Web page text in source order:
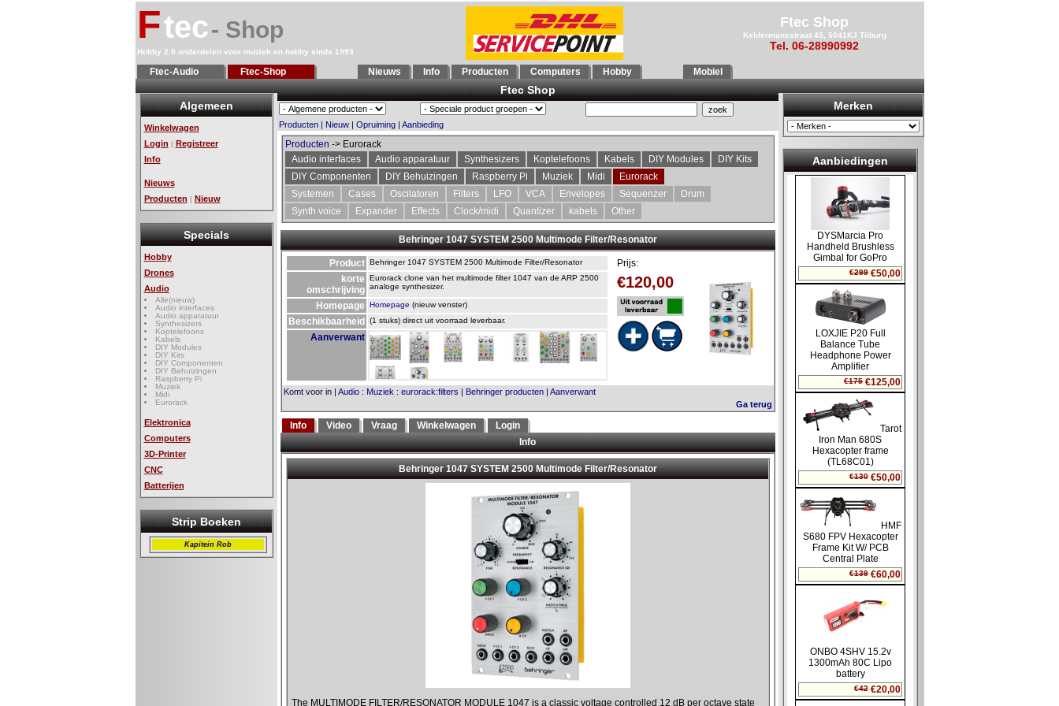
Ftec- Shop
Hobby 2.0 onderdelen voor muziek en hobby sinds 1993
Ftec Shop
Keldermansstraat 45, 5041KJ Tilburg
Tel. 06-28990992
Ftec-Audio Ftec-Shop Nieuws Info Producten Computers Hobby Mobiel
Algemeen
Winkelwagen
Login | Registreer
Info
Nieuws
Producten | Nieuw
Specials
Hobby
Drones
Audio
Alle(nieuw)
Audio interfaces
Audio apparatuur
Synthesizers
Koptelefoons
Kabels
DIY Modules
DIY Kits
DIY Componenten
DIY Behuizingen
Raspberry Pi
Muziek
Midi
Eurorack
Elektronica
Computers
3D-Printer
CNC
Batterijen
Strip Boeken
Kapitein Rob
Ftec Shop
Producten| Nieuw| Opruiming| Aanbieding
Producten -> Eurorack
Audio interfaces
Audio apparatuur Synthesizers Koptelefoons Kabels DIY Modules
DIY Kits
DIY Componenten
DIY Behuizingen Raspberry Pi Muziek Midi
Eurorack
Systemen
Cases Oscilatoren Filters LFO VCA Envelopes Sequenzer
Drum
Synth voice
Expander Effects Clock/midi Quantizer kabels Other
Behringer 1047 SYSTEM 2500 Multimode Filter/Resonator
Product Behringer 1047 SYSTEM 2500 Multimode Filter/Resonator
korte
omschrijving
Eurorack clone van het multimode filter 1047 van de ARP 2500
analoge synthesizer.
Homepage Homepage (nieuw venster)
Beschikbaarheid (1 stuks) direct uit voorraad leverbaar.
Aanverwant
Prijs:
€120,00
Komt voor in | Audio : Muziek : eurorack:filters | Behringer producten| Aanverwant
Ga terug
Info Video Vraag Winkelwagen
Login
Info
Merken
Aanbiedingen